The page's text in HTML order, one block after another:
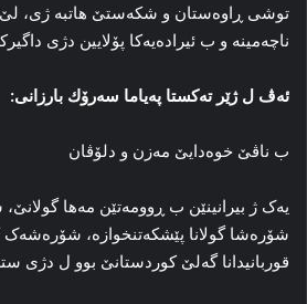
توشی ڕاوه‌ستان و شکه‌ستێ هاتبە ژی،
ناچه‌مینە و ب ئیراده‌یه‌کا پۆلایین دژی
ئەڤ ل ژێر تەكستا پەیاما سەرۆك بارزانی:
ب ناڤێ خوه‌دایێ مه‌زن و دلۆڤان
یه‌ک ژ بیرانینێن ب ڕوومه‌تێن مه‌ها گولانێ،
شۆره‌شا گولانا پێشکه‌تنخوازه‌، شۆره‌شه‌ک
قوربانیدانا گه‌لێ کوردستانێ بوو ل دژی